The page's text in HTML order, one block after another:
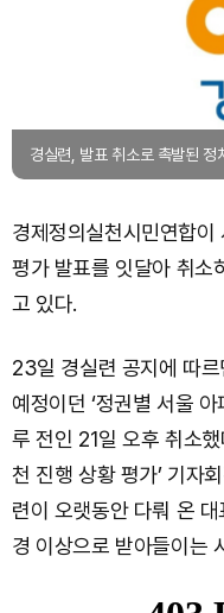
경실련, 발표 취소로 촉발된
경제정의실천시민연합
평가 발표를 잇달아 취소
고 있다.
23일 경실련 공지에 따
예정이던 ‘정권별 서울
루 전인 21일 오후 취소
천 진행 상황 평가’ 기자
련이 오랫동안 다뤄 온
경 이상으로 받아들이는